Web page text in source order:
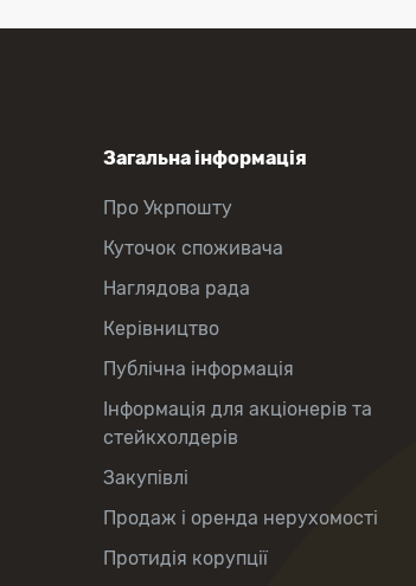
Загальна інформація
Про Укрпошту
Куточок споживача
Наглядова рада
Керівництво
Публічна інформація
Інформація для акціонерів та
стейкхолдерів
Закупівлі
Продаж і оренда нерухомості
Протидія корупції